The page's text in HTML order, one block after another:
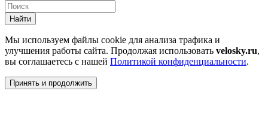
Найти
Мы используем файлы cookie для анализа трафика и
улучшения работы сайта. Продолжая использовать velosky.ru,
вы соглашаетесь с нашей Политикой конфиденциальности.
Принять и продолжить